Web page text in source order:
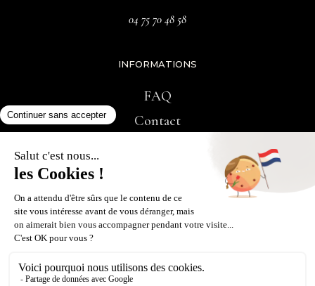
04 75 70 48 58
INFORMATIONS
FAQ
Contact